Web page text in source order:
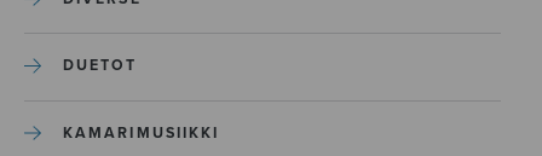
DUETOT
KAMARIMUSIIKKI